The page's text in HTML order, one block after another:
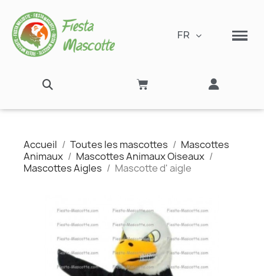
FR
Accueil Toutes les mascottes
Mascottes
Animaux
Mascottes Animaux Oiseaux
Mascottes Aigles
Mascotte d' aigle